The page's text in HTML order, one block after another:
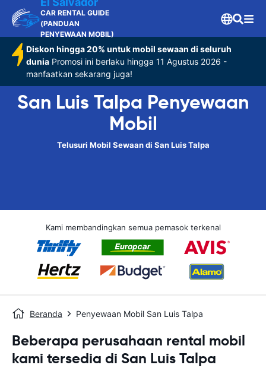
CAR RENTAL GUIDE
(PANDUAN
PENYEWAAN MOBIL)
Diskon hingga 20% untuk mobil sewaan di seluruh
dunia Promosi ini berlaku hingga 11 Agustus 2026 -
manfaatkan sekarang juga!
San Luis Talpa Penyewaan
Mobil
Telusuri Mobil Sewaan di San Luis Talpa
Kami membandingkan semua pemasok terkenal
Beranda Penyewaan Mobil San Luis Talpa
Beberapa perusahaan rental mobil
kami tersedia di San Luis Talpa